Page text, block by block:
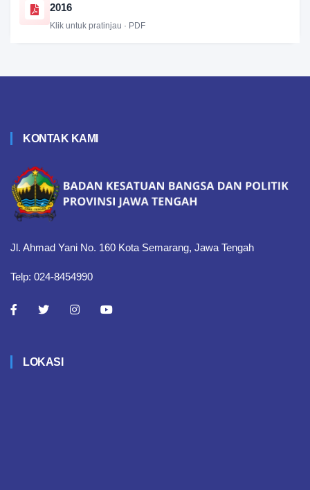
2016
Klik untuk pratinjau · PDF
KONTAK KAMI
Jl. Ahmad Yani No. 160 Kota Semarang, Jawa Tengah
Telp: 024-8454990
LOKASI